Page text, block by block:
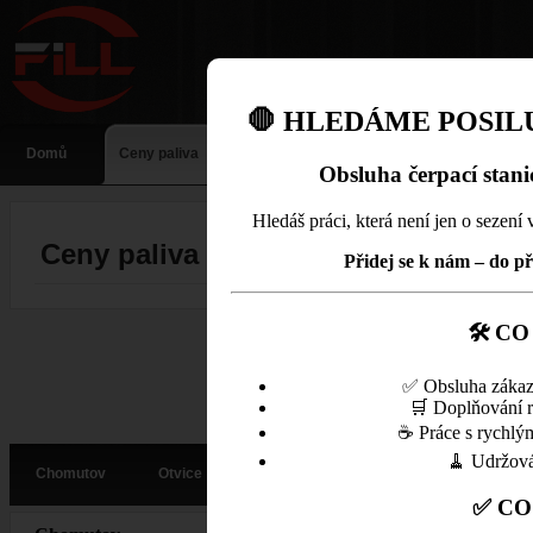
Domů Ceny paliva
Ceny paliva
Chomutov Otvice Moldava
🛑 HLEDÁME
Obsluha čerpací
Hledáš práci, která není jen o sezení
Přidej se k nám – do
🛠 CO
✅ Obsluha
🛒 Doplňování
☕ Práce s
🧹
✅